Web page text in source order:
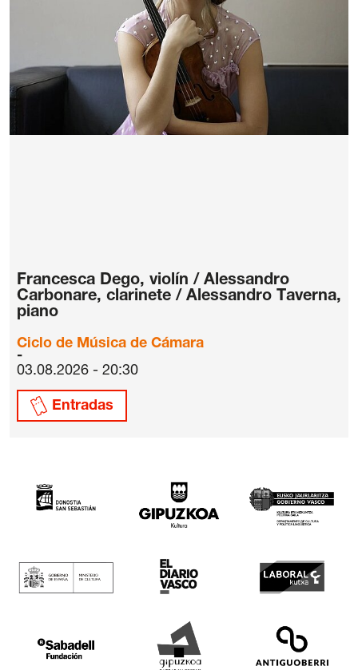
Francesca Dego, violín / Alessandro
Carbonare, clarinete / Alessandro Taverna,
piano
Ciclo de Música de Cámara
03.08.2026 - 20:30
Entradas